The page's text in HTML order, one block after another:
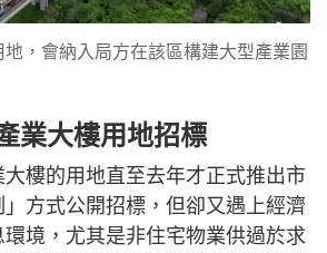
，會納入局方在該區構建大型產業園
業大樓用地招標
樓的用地直至去年才正式推出市
方式公開招標，但卻又遇上經濟
境，尤其是非住宅物業供過於求